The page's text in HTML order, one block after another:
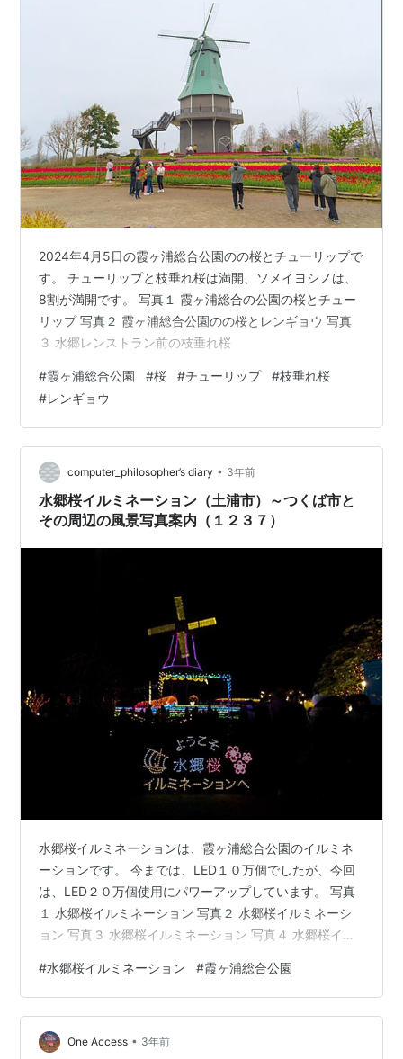
2024年4月5日の霞ヶ浦総合公園のの桜とチューリップで
す。 チューリップと枝垂れ桜は満開、ソメイヨシノは、
8割が満開です。 写真１ 霞ヶ浦総合の公園の桜とチュー
リップ 写真２ 霞ヶ浦総合公園のの桜とレンギョウ 写真
３ 水郷レンストラン前の枝垂れ桜
#霞ヶ浦総合公園 #桜 #チューリップ #枝垂れ桜
#レンギョウ
computer_philosopher’s diary • 3年前
水郷桜イルミネーション（土浦市）～つくば市と
その周辺の風景写真案内（１２３７）
水郷桜イルミネーションは、霞ヶ浦総合公園のイルミネ
ーションです。 今までは、LED１０万個でしたが、今回
は、LED２０万個使用にパワーアップしています。 写真
１ 水郷桜イルミネーション 写真２ 水郷桜イルミネーシ
ョン 写真３ 水郷桜イルミネーション 写真４ 水郷桜イル
#水郷桜イルミネーション #霞ヶ浦総合公園
One Access • 3年前